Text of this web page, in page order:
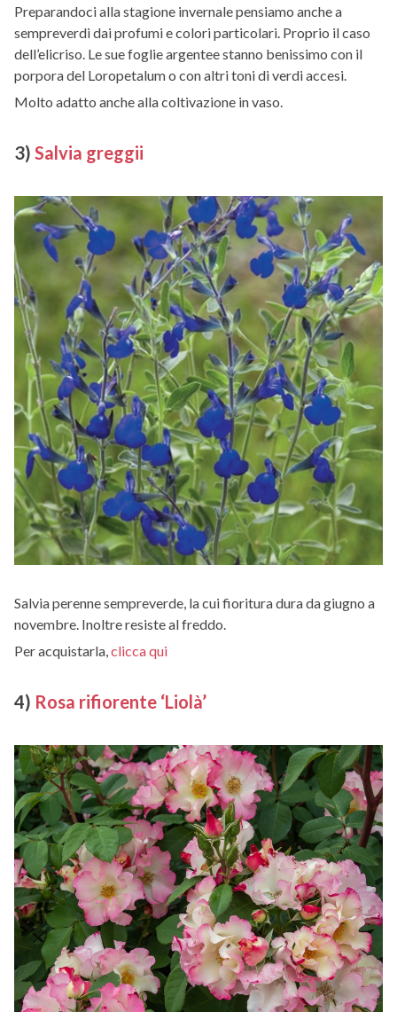
Preparandoci alla stagione invernale pensiamo anche a
sempreverdi dai profumi e colori particolari. Proprio il caso
dell’elicriso. Le sue foglie argentee stanno benissimo con il
porpora del Loropetalum o con altri toni di verdi accesi.
Molto adatto anche alla coltivazione in vaso.
3) Salvia greggii
Salvia perenne sempreverde, la cui fioritura dura da giugno a
novembre. Inoltre resiste al freddo.
Per acquistarla, clicca qui
4) Rosa rifiorente ‘Liolà’